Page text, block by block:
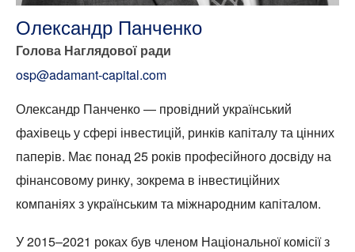
Олександр Панченко
Голова Наглядової ради
osp@adamant-capital.com
Олександр Панченко — провідний український
фахівець у сфері інвестицій, ринків капіталу та цінних
паперів. Має понад 25 років професійного досвіду на
фінансовому ринку, зокрема в інвестиційних
компаніях з українським та міжнародним капіталом.
У 2015–2021 роках був членом Національної комісії з